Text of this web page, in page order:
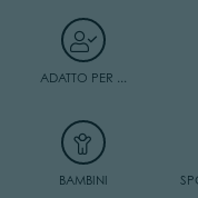
ADATTO PER ...
BAMBINI